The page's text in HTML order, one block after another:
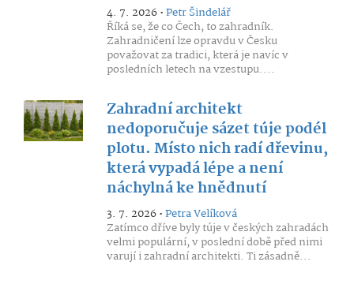
4. 7. 2026 •Petr Šindelář
Říká se, že co Čech, to zahradník.
Zahradničení lze opravdu v Česku
považovat za tradici, která je navíc v
posledních letech na vzestupu....
Zahradní architekt
nedoporučuje sázet túje podél
plotu. Místo nich radí dřevinu,
která vypadá lépe a není
náchylná ke hnědnutí
3. 7. 2026 •Petra Velíková
Zatímco dříve byly túje v českých zahradách
velmi populární, v poslední době před nimi
varují i zahradní architekti. Ti zásadně...